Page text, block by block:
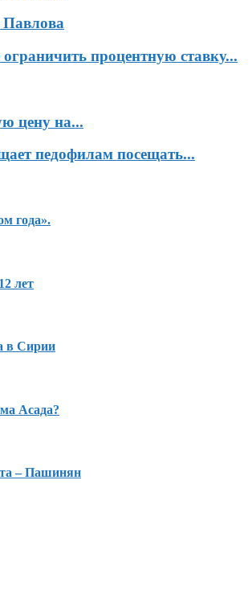
процентную ставку...
цену на...
педофилам посещать...
года».
лет
в Сирии
Асада?
– Пашинян